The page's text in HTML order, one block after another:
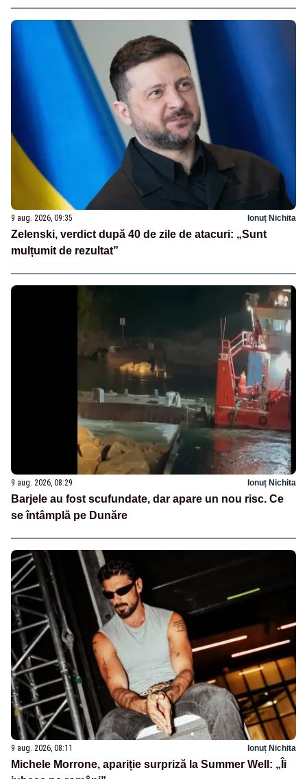
9 aug. 2026, 09:35 Ionuț Nichita
Zelenski, verdict după 40 de zile de atacuri: „Sunt
mulțumit de rezultat”
9 aug. 2026, 08:29 Ionuț Nichita
Barjele au fost scufundate, dar apare un nou risc. Ce
se întâmplă pe Dunăre
9 aug. 2026, 08:11 Ionuț Nichita
Michele Morrone, apariție surpriză la Summer Well: „Îi